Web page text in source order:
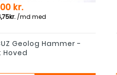
kr.
Geolog Hammer -
Hoved